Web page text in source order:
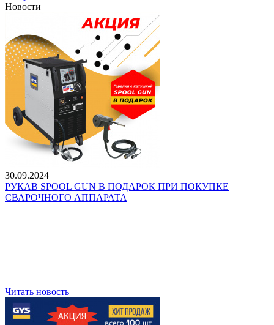
Новости
30.09.2024
РУКАВ SPOOL GUN В ПОДАРОК ПРИ ПОКУПКЕ
CВАРОЧНОГО АППАРАТА
Читать новость